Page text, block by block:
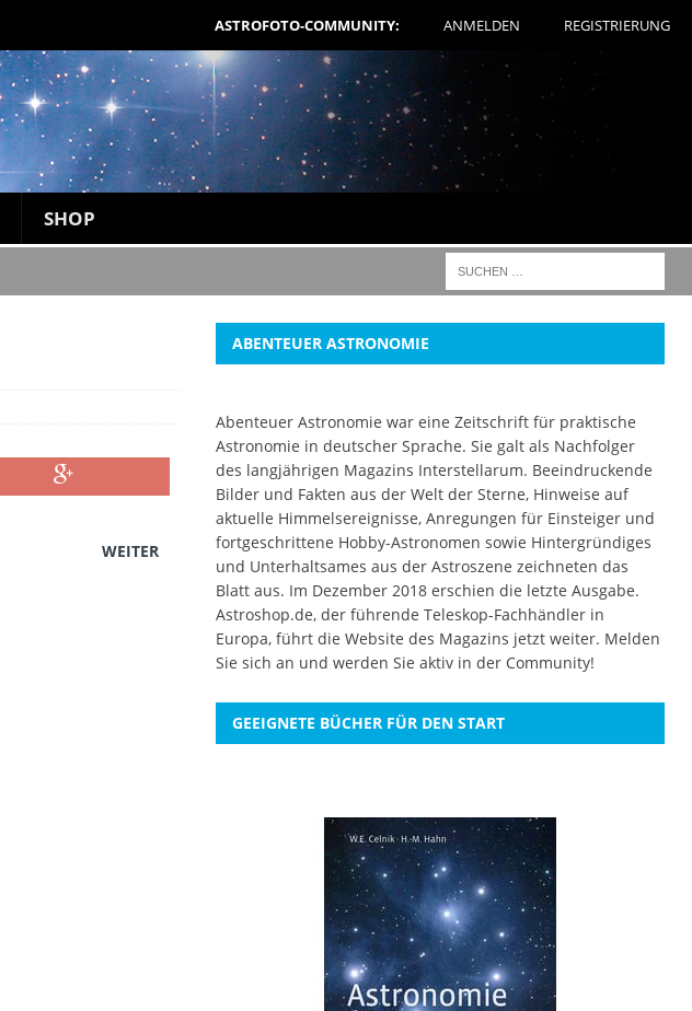
ASTROFOTO-COMMUNITY: ANMELDEN REGISTRIERUNG
SHOP
WEITER
ABENTEUER ASTRONOMIE
Abenteuer Astronomie war eine Zeitschrift für praktische
Astronomie in deutscher Sprache. Sie galt als Nachfolger
des langjährigen Magazins Interstellarum. Beeindruckende
Bilder und Fakten aus der Welt der Sterne, Hinweise auf
aktuelle Himmelsereignisse, Anregungen für Einsteiger und
fortgeschrittene Hobby-Astronomen sowie Hintergründiges
und Unterhaltsames aus der Astroszene zeichneten das
Blatt aus. Im Dezember 2018 erschien die letzte Ausgabe.
Astroshop.de, der führende Teleskop-Fachhändler in
Europa, führt die Website des Magazins jetzt weiter. Melden
Sie sich an und werden Sie aktiv in der Community!
GEEIGNETE BÜCHER FÜR DEN START